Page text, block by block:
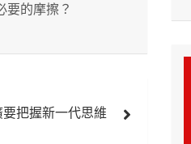
要的摩擦？
把握新一代思維